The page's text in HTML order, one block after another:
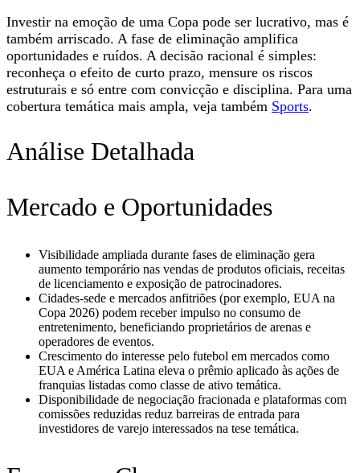
Investir na emoção de uma Copa pode ser lucrativo, mas é
também arriscado. A fase de eliminação amplifica
oportunidades e ruídos. A decisão racional é simples:
reconheça o efeito de curto prazo, mensure os riscos
estruturais e só entre com convicção e disciplina. Para uma
cobertura temática mais ampla, veja também Sports.
Análise Detalhada
Mercado e Oportunidades
Visibilidade ampliada durante fases de eliminação gera
aumento temporário nas vendas de produtos oficiais, receitas
de licenciamento e exposição de patrocinadores.
Cidades-sede e mercados anfitriões (por exemplo, EUA na
Copa 2026) podem receber impulso no consumo de
entretenimento, beneficiando proprietários de arenas e
operadores de eventos.
Crescimento do interesse pelo futebol em mercados como
EUA e América Latina eleva o prêmio aplicado às ações de
franquias listadas como classe de ativo temática.
Disponibilidade de negociação fracionada e plataformas com
comissões reduzidas reduz barreiras de entrada para
investidores de varejo interessados na tese temática.